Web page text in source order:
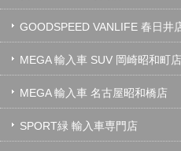
GOODSPEED VANLIFE 春日井
MEGA 輸入車 SUV 岡崎昭和町店
MEGA 輸入車 名古屋昭和橋店
SPORT緑 輸入車専門店